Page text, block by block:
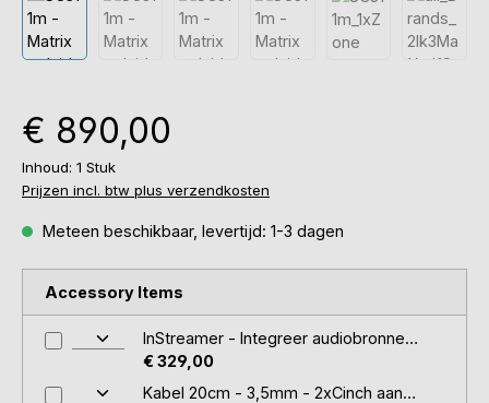
Normale prijs:
€ 890,00
Inhoud: 1 Stuk
Prijzen incl. btw plus verzendkosten
Meteen beschikbaar, levertijd: 1-3 dagen
Accessory Items
InStreamer - Integreer audiobronnen via het netwerk
€ 329,00
Kabel 20cm - 3,5mm - 2xCinch aansluiting